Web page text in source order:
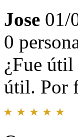
Jose 01/
0
¿Fue útil
útil. Por